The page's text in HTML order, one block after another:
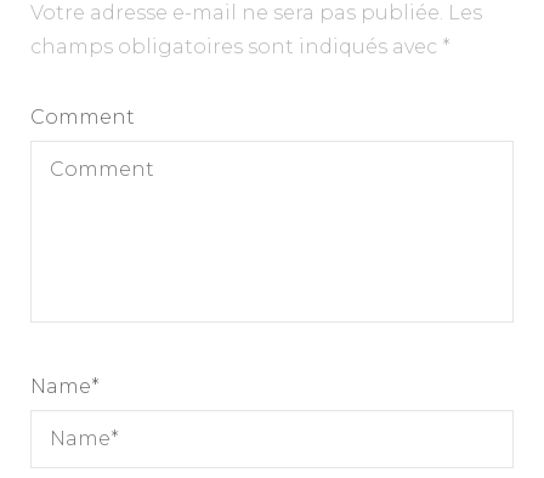
Votre adresse e-mail ne sera pas publiée. Les
champs obligatoires sont indiqués avec *
Comment
Name*